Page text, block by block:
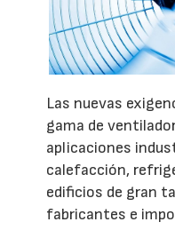
Las nuevas
gama de
aplicaciones
calefacción,
edificios de gran
fabricantes e